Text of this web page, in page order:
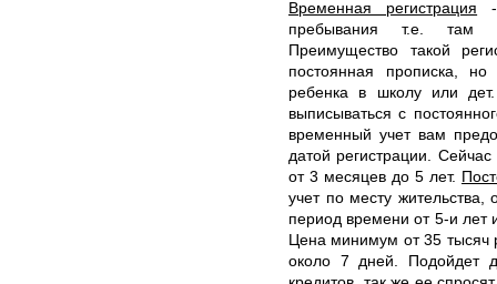
Временная регистрация -
пребывания т.е. там
Преимущество такой
постоянная прописка,
ребенка в школу или
выписываться с
временный учет вам
датой регистрации.
от 3 месяцев до 5 лет.
учет по месту
период времени от 5-и лет
Цена минимум от 35 тысяч
около 7 дней. Подойдет